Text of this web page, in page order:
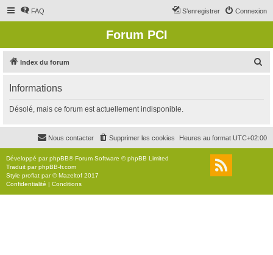
FAQ Connexion
S’enregistrer
Forum PCI
Index du forum
r
c
r
Informations
Désolé, mais ce forum est actuellement indisponible.
Heures au format UTC+02:00
Supprimer les cookies
Nous contacter
Développé parphpBB® Forum Software © phpBB Limited
Traduit parphpBB-fr.com
Style proflat par ©Mazeltof 2017
Confidentialité | Conditions